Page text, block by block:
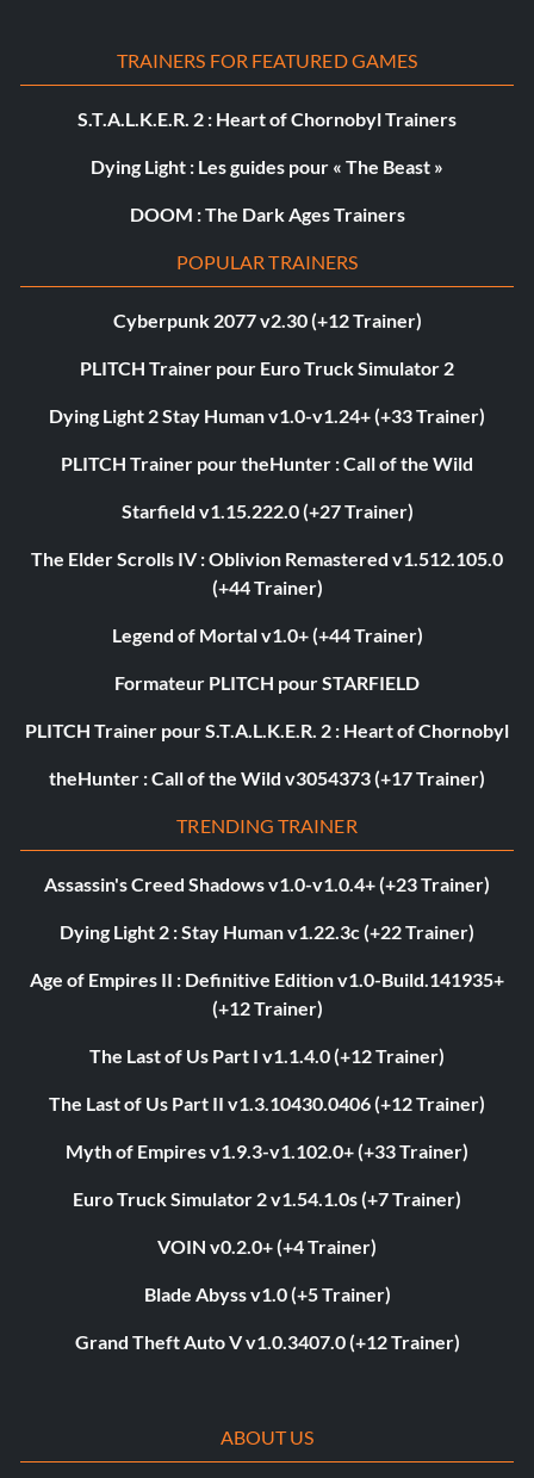
TRAINERS FOR FEATURED GAMES
S.T.A.L.K.E.R. 2 : Heart of Chornobyl Trainers
Dying Light : Les guides pour « The Beast »
DOOM : The Dark Ages Trainers
POPULAR TRAINERS
Cyberpunk 2077 v2.30 (+12 Trainer)
PLITCH Trainer pour Euro Truck Simulator 2
Dying Light 2 Stay Human v1.0-v1.24+ (+33 Trainer)
PLITCH Trainer pour theHunter : Call of the Wild
Starfield v1.15.222.0 (+27 Trainer)
The Elder Scrolls IV : Oblivion Remastered v1.512.105.0
(+44 Trainer)
Legend of Mortal v1.0+ (+44 Trainer)
Formateur PLITCH pour STARFIELD
PLITCH Trainer pour S.T.A.L.K.E.R. 2 : Heart of Chornobyl
theHunter : Call of the Wild v3054373 (+17 Trainer)
TRENDING TRAINER
Assassin's Creed Shadows v1.0-v1.0.4+ (+23 Trainer)
Dying Light 2 : Stay Human v1.22.3c (+22 Trainer)
Age of Empires II : Definitive Edition v1.0-Build.141935+
(+12 Trainer)
The Last of Us Part I v1.1.4.0 (+12 Trainer)
The Last of Us Part II v1.3.10430.0406 (+12 Trainer)
Myth of Empires v1.9.3-v1.102.0+ (+33 Trainer)
Euro Truck Simulator 2 v1.54.1.0s (+7 Trainer)
VOIN v0.2.0+ (+4 Trainer)
Blade Abyss v1.0 (+5 Trainer)
Grand Theft Auto V v1.0.3407.0 (+12 Trainer)
ABOUT US